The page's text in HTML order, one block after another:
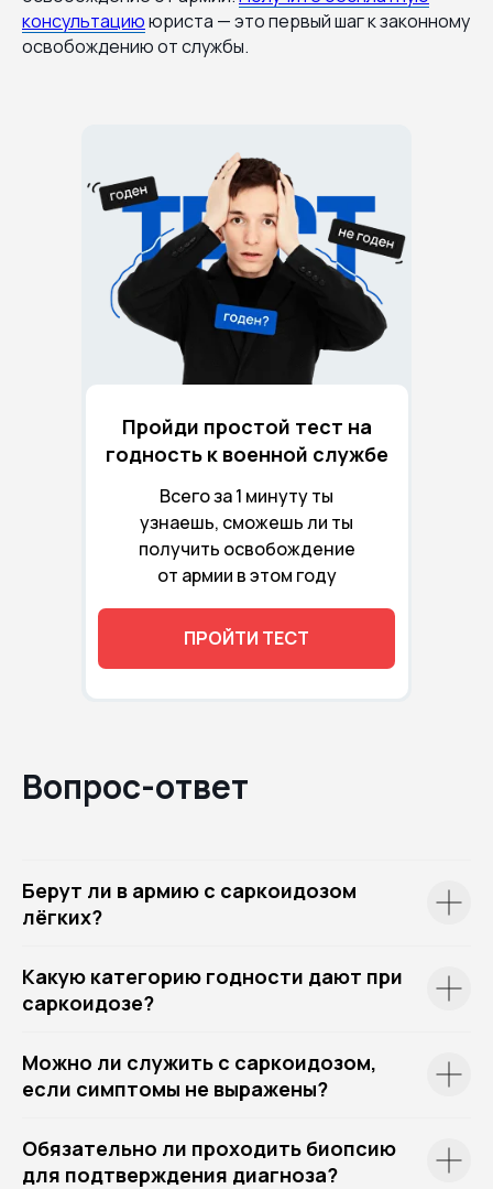
консультациююриста — это первый шаг к законному
освобождению от службы.
Всего за 1 минуту ты
узнаешь, сможешь ли ты
получить освобождение
от армии в этом году
Пройди простой тест на
годность к военной службе
ПРОЙТИ ТЕСТ
Вопрос-ответ
Берут ли в армию с саркоидозом
лёгких?
Какую категорию годности дают при
саркоидозе?
Можно ли служить с саркоидозом,
если симптомы не выражены?
Обязательно ли проходить биопсию
для подтверждения диагноза?